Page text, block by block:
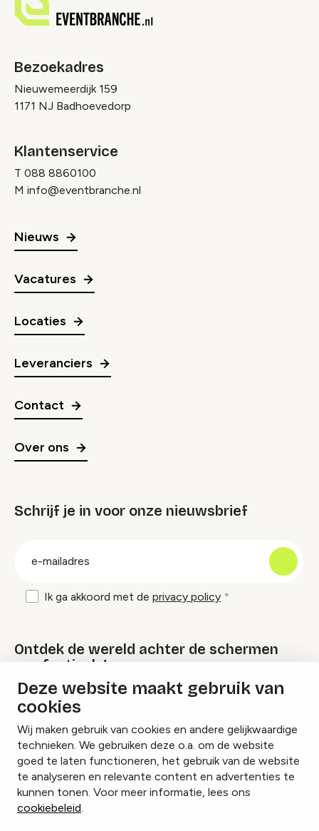
Deze website maakt gebruik van
cookies
Wij maken gebruik van cookies en andere gelijkwaardige
technieken. We gebruiken deze o.a. om de website
goed te laten functioneren, het gebruik van de website
te analyseren en relevante content en advertenties te
kunnen tonen. Voor meer informatie, lees ons
cookiebeleid.
Bezoekadres
Nieuwemeerdijk 159
1171 NJ Badhoevedorp
Klantenservice
T 088 8860100
M info@eventbranche.nl
Nieuws
Vacatures
Locaties
Leveranciers
Contact
Over ons
Schrijf je in voor onze nieuwsbrief
Ik ga akkoord met de privacy policy
Ontdek de wereld achter de schermen
van festivals!
Lees onze Festival Specials
InstagramFacebookLinkedIn